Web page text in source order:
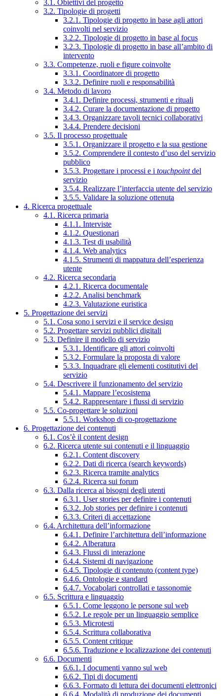
3.1. Obiettivi del progetto
3.2. Tipologie di progetti
3.2.1. Tipologie di progetto in base agli attori
coinvolti nel servizio
3.2.2. Tipologie di progetto in base al focus
3.2.3. Tipologie di progetto in base all’ambito di
intervento
3.3. Competenze, ruoli e figure coinvolte
3.3.1. Coordinatore di progetto
3.3.2. Definire ruoli e responsabilità
3.4. Metodo di lavoro
3.4.1. Definire processi, strumenti e rituali
3.4.2. Curare la documentazione di progetto
3.4.3. Organizzare tavoli tecnici collaborativi
3.4.4. Prendere decisioni
3.5. Il processo progettuale
3.5.1. Organizzare il progetto e la sua gestione
3.5.2. Comprendere il contesto d’uso del servizio
pubblico
3.5.3. Progettare i processi e i touchpointdel
servizio
3.5.4. Realizzare l’interfaccia utente del servizio
3.5.5. Validare la soluzione ottenuta
4. Ricerca progettuale
4.1. Ricerca primaria
4.1.1. Interviste
4.1.2. Questionari
4.1.3. Test di usabilità
4.1.4. Web analytics
4.1.5. Strumenti di mappatura dell’esperienza
utente
4.2. Ricerca secondaria
4.2.1. Ricerca documentale
4.2.2. Analisi benchmark
4.2.3. Valutazione euristica
5. Progettazione dei servizi
5.1. Cosa sono i servizi e il service design
5.2. Progettare servizi pubblici digitali
5.3. Definire il modello di servizio
5.3.1. Identificare gli attori coinvolti
5.3.2. Formulare la proposta di valore
5.3.3. Inquadrare gli elementi costitutivi del
servizio
5.4. Descrivere il funzionamento del servizio
5.4.1. Mappare l’ecosistema
5.4.2. Rappresentare i flussi di servizio
5.5. Co-progettare le soluzioni
5.5.1. Workshop di co-progettazione
6. Progettazione dei contenuti
6.1. Cos’è il content design
6.2. Ricerca utente sui contenuti e il linguaggio
6.2.1. Content discovery
6.2.2. Dati di ricerca (search keywords)
6.2.3. Ricerca tramite analytics
6.2.4. Ricerca sui forum
6.3. Dalla ricerca ai bisogni degli utenti
6.3.1. User stories per definire i contenuti
6.3.2. Job stories per definire i contenuti
6.3.3. Criteri di accettazione
6.4. Architettura dell’informazione
6.4.1. Definire l’architettura dell’informazione
6.4.2. Alberatura
6.4.3. Flussi di interazione
6.4.4. Sistemi di navigazione
6.4.5. Tipologie di contenuto (content type)
6.4.6. Ontologie e standard
6.4.7. Vocabolari controllati e tassonomie
6.5. Scrittura e linguaggio
6.5.1. Come leggono le persone sul web
6.5.2. Le regole per un linguaggio semplice
6.5.3. Microtesti
6.5.4. Scrittura collaborativa
6.5.5. Content critique
6.5.6. Traduzione e localizzazione dei contenuti
6.6. Documenti
6.6.1. I documenti vanno sul web
6.6.2. Tipi di documenti
6.6.3. Formato di lettura dei documenti elettronici
6.6.4. Modalità di produzione dei documenti